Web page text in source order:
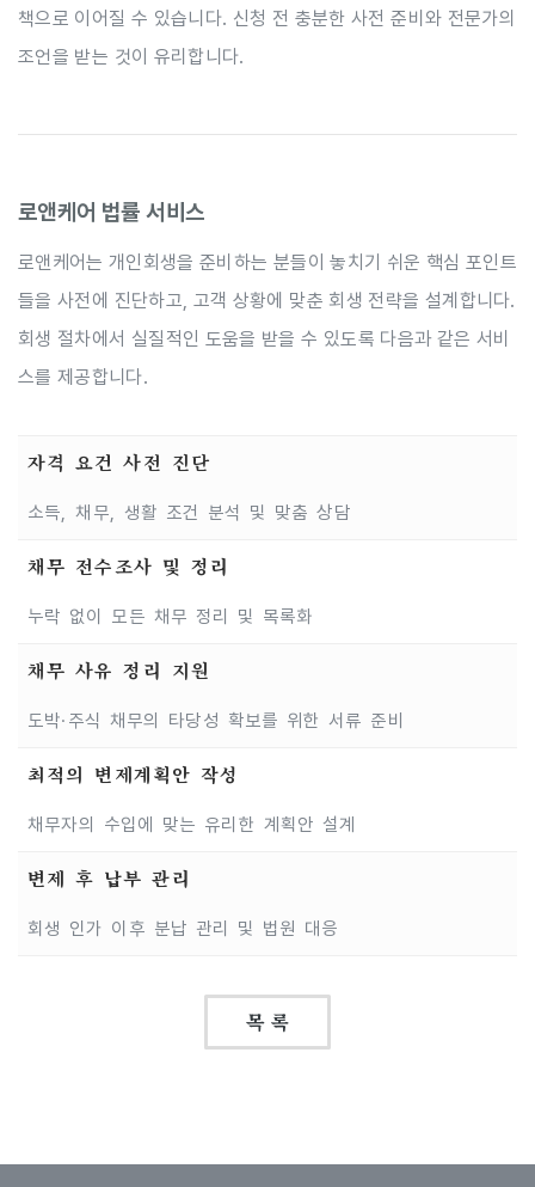
책으로 이어질 수 있습니다. 신청 전 충분한 사전 준비와 전문가의
조언을 받는 것이 유리합니다.
로앤케어 법률 서비스
로앤케어는 개인회생을 준비하는 분들이 놓치기 쉬운 핵심 포인트
들을 사전에 진단하고, 고객 상황에 맞춘 회생 전략을 설계합니다.
회생 절차에서 실질적인 도움을 받을 수 있도록 다음과 같은 서비
스를 제공합니다.
자격 요건 사전 진단
소득, 채무, 생활 조건 분석 및 맞춤 상담
채무 전수조사 및 정리
누락 없이 모든 채무 정리 및 목록화
채무 사유 정리 지원
도박·주식 채무의 타당성 확보를 위한 서류 준비
최적의 변제계획안 작성
채무자의 수입에 맞는 유리한 계획안 설계
변제 후 납부 관리
회생 인가 이후 분납 관리 및 법원 대응
목 록